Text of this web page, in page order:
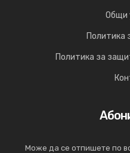
Общи
Политика
Политика за
Може да се отпишете по